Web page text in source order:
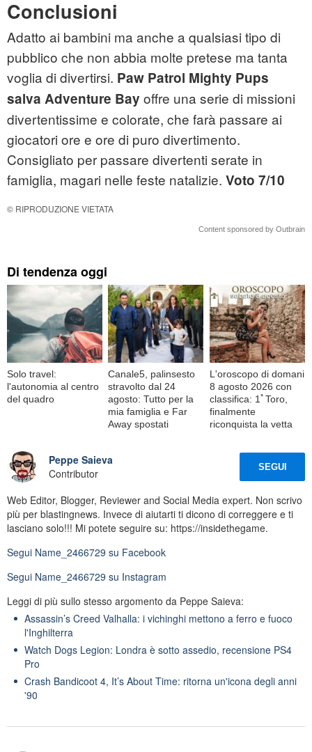
Conclusioni
Adatto ai bambini ma anche a qualsiasi tipo di
pubblico che non abbia molte pretese ma tanta
voglia di divertirsi. Paw Patrol Mighty Pups
salva Adventure Bay offre una serie di missioni
divertentissime e colorate, che farà passare ai
giocatori ore e ore di puro divertimento.
Consigliato per passare divertenti serate in
famiglia, magari nelle feste natalizie. Voto 7/10
© RIPRODUZIONE VIETATA
Content sponsored by Outbrain
Di tendenza oggi
Solo travel:
l'autonomia al centro
del quadro
Canale5, palinsesto
stravolto dal 24
agosto: Tutto per la
mia famiglia e Far
Away spostati
L'oroscopo di domani
8 agosto 2026 con
classifica: 1ﾟToro,
finalmente
riconquista la vetta
Peppe Saieva
Contributor
SEGUI
Web Editor, Blogger, Reviewer and Social Media expert. Non scrivo
più per blastingnews. Invece di aiutarti ti dicono di correggere e ti
lasciano solo!!! Mi potete seguire su: https://insidethegame.
Segui Name_2466729 su Facebook
Segui Name_2466729 su Instagram
Leggi di più sullo stesso argomento da Peppe Saieva:
Assassin’s Creed Valhalla: i vichinghi mettono a ferro e fuoco
l'Inghilterra
Watch Dogs Legion: Londra è sotto assedio, recensione PS4
Pro
Crash Bandicoot 4, It’s About Time: ritorna un'icona degli anni
'90